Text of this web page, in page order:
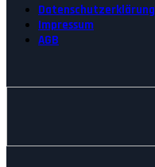
Datenschutzerklärung
Impressum
AGB